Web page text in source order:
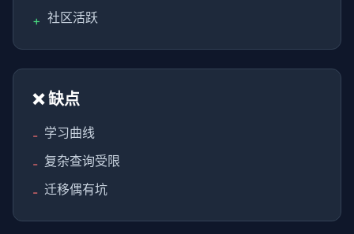
+ 社区活跃
❌ 缺点
- 学习曲线
- 复杂查询受限
- 迁移偶有坑